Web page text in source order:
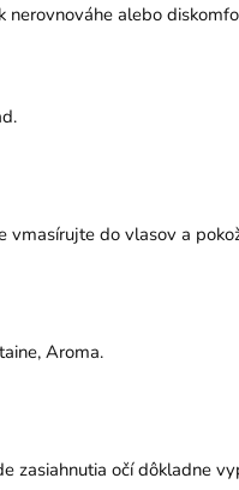
nerovnováhe alebo
vmasírujte do vlasov a
Aroma.
zasiahnutia očí dôkladne